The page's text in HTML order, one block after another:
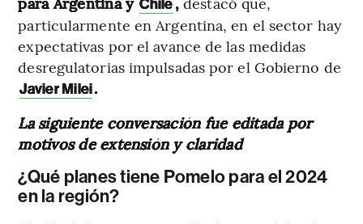
Chile
particularmente en Argentina, en el sector hay
expectativas por el avance de las medidas
desregulatorias impulsadas por el Gobierno de
Javier Milei.
La siguiente conversación fue editada por
motivos de extensión y claridad
¿Qué planes tiene Pomelo para el 2024
en la región?